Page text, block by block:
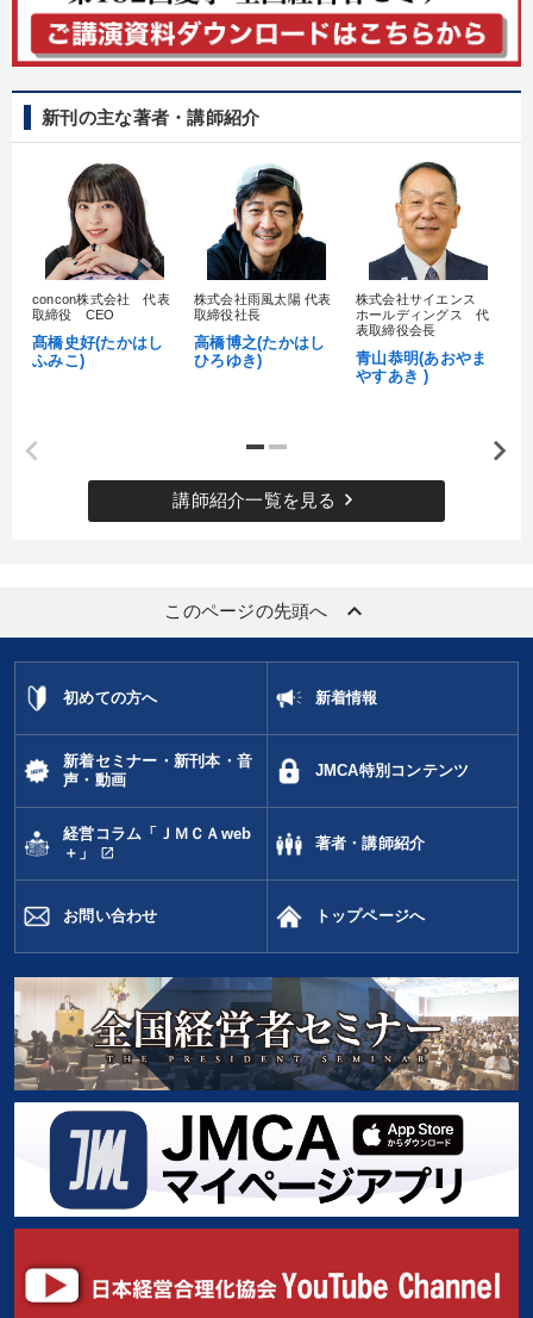
異発想 松下幸之助 マネジメント 運勢・先見
話し方 SNS活用
※「更新」を押すと「カテゴリー」「目的別」「キーワード」を更新いただけます。
タグから探す refresh
すべての音声・動画（全2077タイトル）からお探しいただけます
タグ・キーワード
営業力強化
対談・座談会 ベンチャー
多様性・ダイバーシティ 上場企業
理念・パーパス モチベーション マネジメント
稲盛和夫
※「更新」を押すと「タグ・キーワード」を更新いただけます。
新刊の主な著者・講師紹介
concon株式会社 代表
取締役 CEO
髙橋史好(たかはし
ふみこ)
株式会社雨風太陽 代表
取締役社長
高橋博之(たかはし
ひろゆき)
株式会社サイエンス
ホールディングス 代
表取締役会長
青山恭明(あおやま
やすあき )
講師紹介一覧を見る keyboard_arrow_right
このページの先頭へ keyboard_arrow_up
初めての方へ 新着情報
新着セミナー・新刊本・音
声・動画
JMCA特別コンテンツ
経営コラム「ＪＭＣＡweb
＋」
open_in_new
著者・講師紹介
お問い合わせ トップページへ